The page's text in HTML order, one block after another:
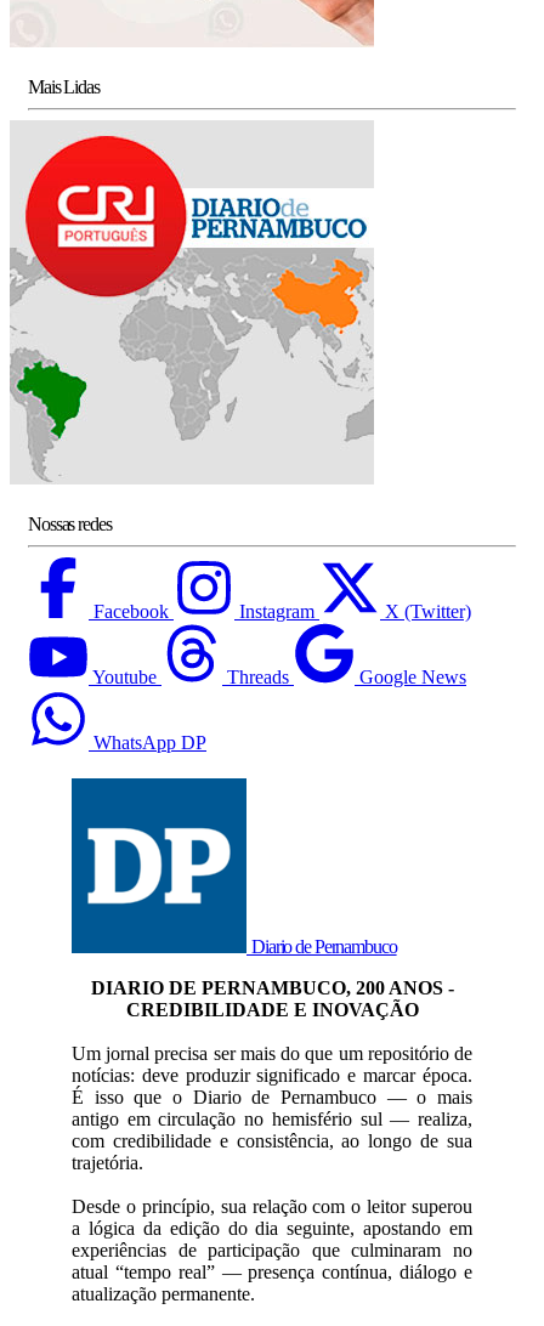
Mais Lidas
Nossas redes
Facebook Instagram X (Twitter)
Youtube Threads Google News
WhatsApp DP
Diario de Pernambuco
DIARIO DE PERNAMBUCO, 200 ANOS -
CREDIBILIDADE E INOVAÇÃO
Um jornal precisa ser mais do que um repositório de
notícias: deve produzir significado e marcar época.
É isso que o Diario de Pernambuco — o mais
antigo em circulação no hemisfério sul — realiza,
com credibilidade e consistência, ao longo de sua
trajetória.
Desde o princípio, sua relação com o leitor superou
a lógica da edição do dia seguinte, apostando em
experiências de participação que culminaram no
atual “tempo real” — presença contínua, diálogo e
atualização permanente.